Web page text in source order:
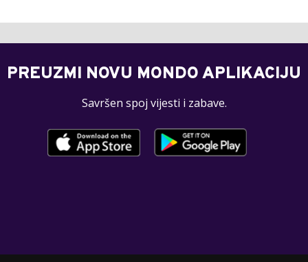
PREUZMI NOVU MONDO APLIKACIJU
Savršen spoj vijesti i zabave.